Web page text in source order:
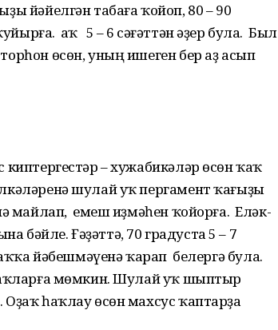
йәйелгән табаға ҡойоп, 80 – 90
Ҡаҡ 5 – 6 сәғәттән әҙер була. Был
өсөн, уның ишеген бер аҙ асып
– хужабикәләр өсөн ҡаҡ
шулай уҡ пергамент ҡағыҙы
майлап, емеш иҙмәһен ҡойорға. Еләк-
Ғәҙәттә, 70 градуста 5 – 7
йәбеш­мәүенә ҡарап белергә була.
мөмкин. Шулай уҡ шыптыр
һаҡлау өсөн махсус ҡаптарҙа